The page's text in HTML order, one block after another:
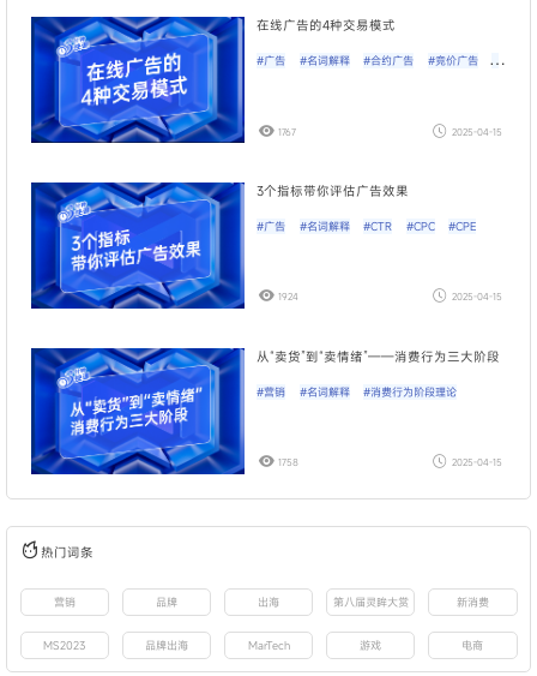
在线广告的4种交易模式
#广告 #名词解释 #合约广告 #竞价广告
#
1767 2025-04-15
3个指标带你评估广告效果
#广告 #名词解释 #CTR #CPC #CPE
1924 2025-04-15
从“卖货”到“卖情绪”——消费行为三大阶段
#营销 #名词解释 #消费行为阶段理论
1758 2025-04-15
热门词条
营销 品牌 出海 第八届灵眸大赏 新消费
MS2023 品牌出海 MarTech 游戏 电商